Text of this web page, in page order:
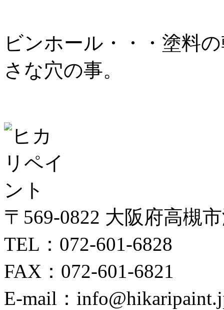
ビンホール・・・塗料
さな穴の事。
〒569-0822 大阪府高槻
TEL：072-601-6828
FAX：072-601-6821
E-mail：